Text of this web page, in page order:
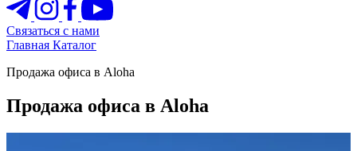
Связаться с нами
Главная Каталог
Продажа офиса в Aloha
Продажа офиса в Aloha